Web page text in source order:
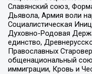
Славянский союз,
Дьявола, Армия воли
Социалистическая
Духовно-Родовая
единство,
Православных
общенациональный
иммиграции, Кровь и